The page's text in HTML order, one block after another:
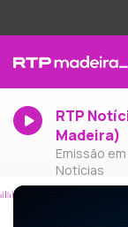
RTP
Madeira)
Emissão
Notícias